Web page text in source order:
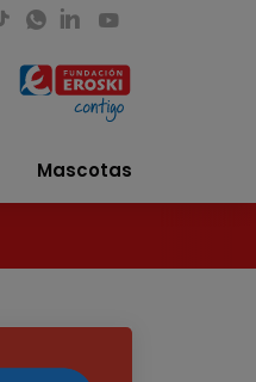
Mascotas